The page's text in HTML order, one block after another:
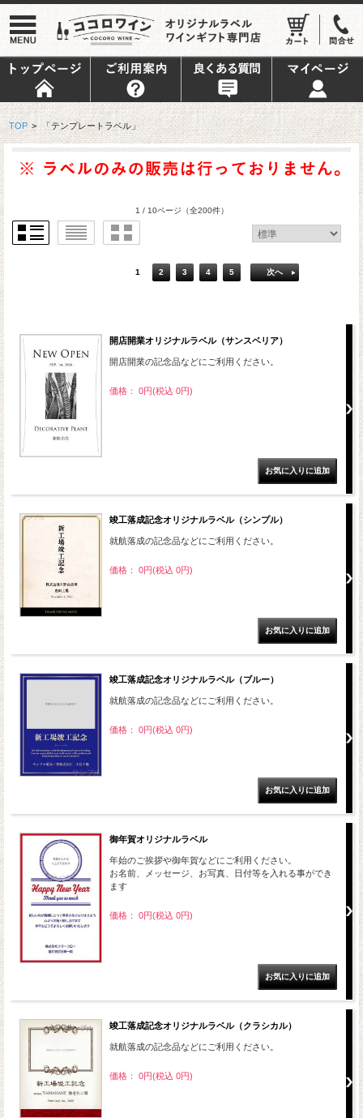
TOP > 「テンプレートラベル」
1 / 10ページ （全200件）
1 2 3 4 5 次へ
開店開業オリジナルラベル（サンスベリア）
開店開業の記念品などにご利用ください。
価格： 0円(税込 0円)
竣工落成記念オリジナルラベル（シンプル）
就航落成の記念品などにご利用ください。
価格： 0円(税込 0円)
竣工落成記念オリジナルラベル（ブルー）
就航落成の記念品などにご利用ください。
価格： 0円(税込 0円)
御年賀オリジナルラベル
年始のご挨拶や御年賀などにご利用ください。
お名前、メッセージ、お写真、日付等を入れる事ができ
ます
価格： 0円(税込 0円)
竣工落成記念オリジナルラベル（クラシカル）
就航落成の記念品などにご利用ください。
価格： 0円(税込 0円)